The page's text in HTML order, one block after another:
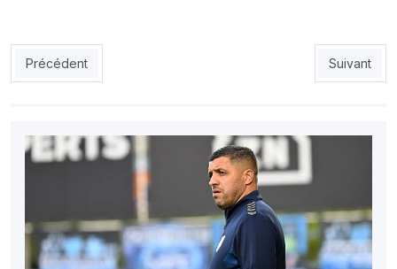
Article précédent : NAHD : Seddiki au NAHD pour 18 mois
Précédent Article
Suivant